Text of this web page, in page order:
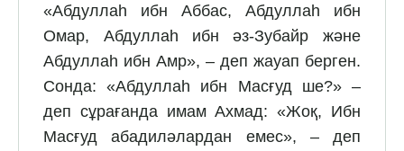
«Абдуллаһ ибн Аббас, Абдуллаһ ибн
Омар, Абдуллаһ ибн әз-Зубайр және
Абдуллаһ ибн Амр», – деп жауап берген.
Сонда: «Абдуллаһ ибн Масғуд ше?» –
деп сұрағанда имам Ахмад: «Жоқ, Ибн
Масғуд абадиләлардан емес», – деп